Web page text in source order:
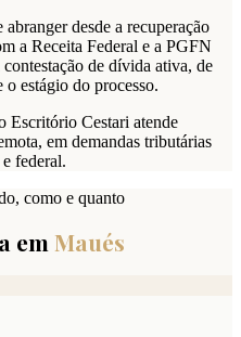
desde a recuperação
a Receita Federal e a PGFN
de dívida ativa, de
estágio do processo.
Escritório Cestari atende
em demandas tributárias
federal.
como e quanto
em Maués